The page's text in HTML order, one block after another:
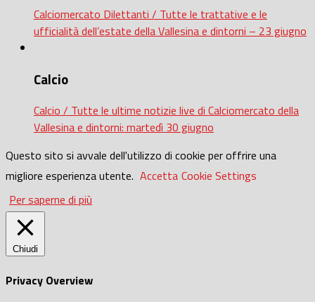
Calciomercato Dilettanti / Tutte le trattative e le
ufficialità dell’estate della Vallesina e dintorni – 23 giugno
Calcio
Calcio / Tutte le ultime notizie live di Calciomercato della
Vallesina e dintorni: martedì 30 giugno
Questo sito si avvale dell'utilizzo di cookie per offrire una
migliore esperienza utente. Accetta Cookie Settings
Per saperne di più
Chiudi
Privacy Overview